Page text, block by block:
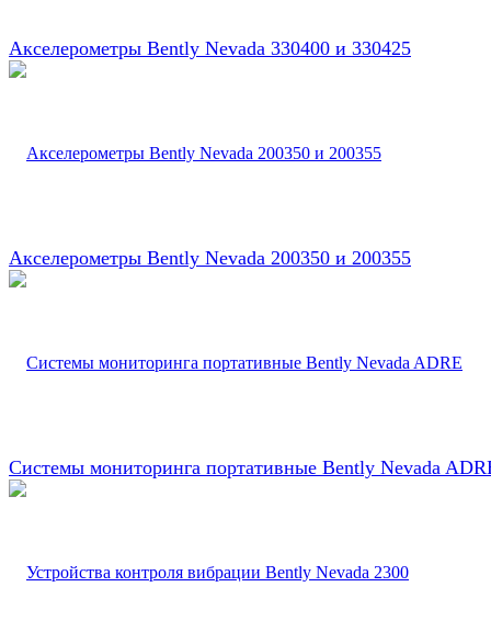
Акселерометры Bently Nevada 330400 и 330425
Акселерометры Bently Nevada 200350 и 200355
Системы мониторинга портативные Bently Nevada